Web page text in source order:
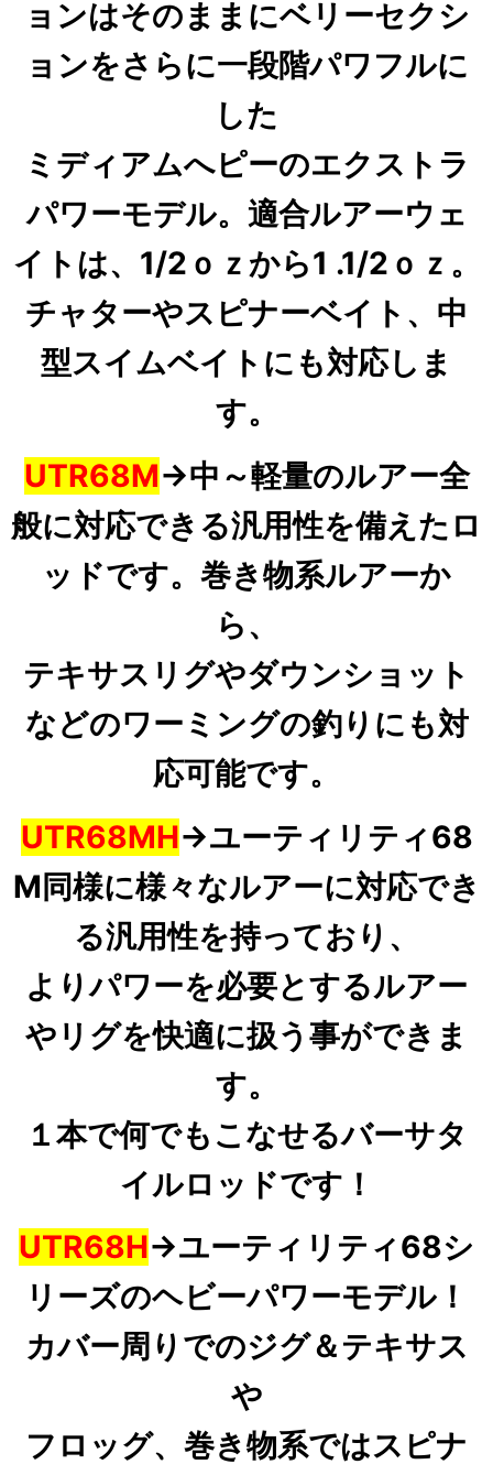
ョンはそのままにベリーセクシ
ョンをさらに一段階パワフルに
した
ミディアムへピーのエクストラ
パワーモデル。適合ルアーウェ
イトは、1/2ｏｚから1 .1/2ｏ ｚ。
チャターやスピナーベイト、中
型スイムベイトにも対応しま
す。
UTR68M→中～軽量のルアー全
般に対応できる汎用性を備えたロ
ッドです。巻き物系ルアーか
ら、
テキサスリグやダウンショット
などのワーミングの釣りにも対
応可能です。
UTR68MH→ユーティリティ68
M同様に様々なルアーに対応でき
る汎用性を持っており、
よりパワーを必要とするルアー
やリグを快適に扱う事ができま
す。
１本で何でもこなせるバーサタ
イルロッドです！
UTR68H→ユーティリティ68シ
リーズのヘビーパワーモデル！
カバー周りでのジグ＆テキサス
や
フロッグ、巻き物系ではスピナ